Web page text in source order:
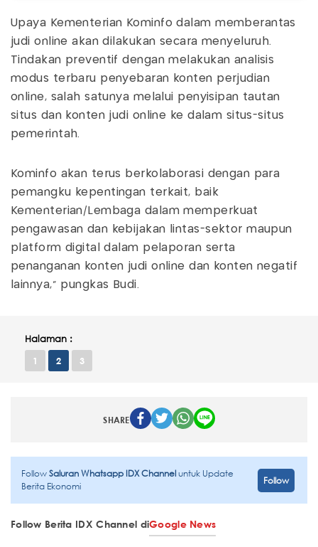
Upaya Kementerian Kominfo dalam memberantas
judi online akan dilakukan secara menyeluruh.
Tindakan preventif dengan melakukan analisis
modus terbaru penyebaran konten perjudian
online, salah satunya melalui penyisipan tautan
situs dan konten judi online ke dalam situs-situs
pemerintah.
Kominfo akan terus berkolaborasi dengan para
pemangku kepentingan terkait, baik
Kementerian/Lembaga dalam memperkuat
pengawasan dan kebijakan lintas-sektor maupun
platform digital dalam pelaporan serta
penanganan konten judi online dan konten negatif
lainnya," pungkas Budi.
Halaman :
1 2 3
SHARE
FollowSaluran Whatsapp IDX Channeluntuk Update
Berita Ekonomi
Follow
Follow Berita IDX Channel diGoogle News